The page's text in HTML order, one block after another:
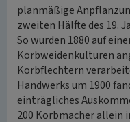
planmäßige
zweiten Hälfte des 19.
So wurden 1880 auf
Korbweidenkulturen
Korbflechtern
Handwerks um 1900
einträgliches
200 Korbmacher allein